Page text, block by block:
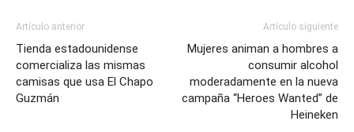
Artículo anterior
Tienda estadounidense
comercializa las mismas
camisas que usa El Chapo
Guzmán
Artículo siguiente
Mujeres animan a hombres a
consumir alcohol
moderadamente en la nueva
campaña “Heroes Wanted” de
Heineken